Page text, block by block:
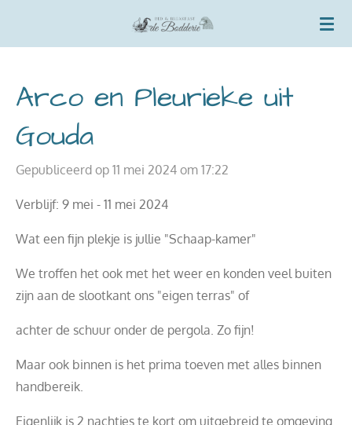
hoofdinhoud
Arco en Pleurieke uit
Gouda
Gepubliceerd op 11 mei 2024 om 17:22
Verblijf: 9 mei - 11 mei 2024
Wat een fijn plekje is jullie "Schaap-kamer"
We troffen het ook met het weer en konden veel buiten
zijn aan de slootkant ons "eigen terras" of
achter de schuur onder de pergola. Zo fijn!
Maar ook binnen is het prima toeven met alles binnen
handbereik.
Eigenlijk is 2 nachtjes te kort om uitgebreid te omgeving